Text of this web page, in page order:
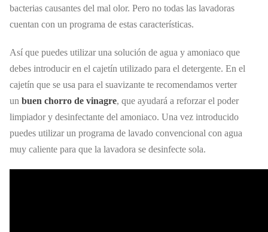
bacterias causantes del mal olor. Pero no todas las lavadoras
cuentan con un programa de estas características.
Así que puedes utilizar una solución de agua y amoniaco que
debes introducir en el cajetín utilizado para el detergente. En el
cajetín que se usa para el suavizante te recomendamos verter
un buen chorro de vinagre, que ayudará a reforzar el poder
limpiador y desinfectante del amoniaco. Una vez introducido
puedes utilizar un programa de lavado convencional con agua
muy caliente para que la lavadora se desinfecte sola.